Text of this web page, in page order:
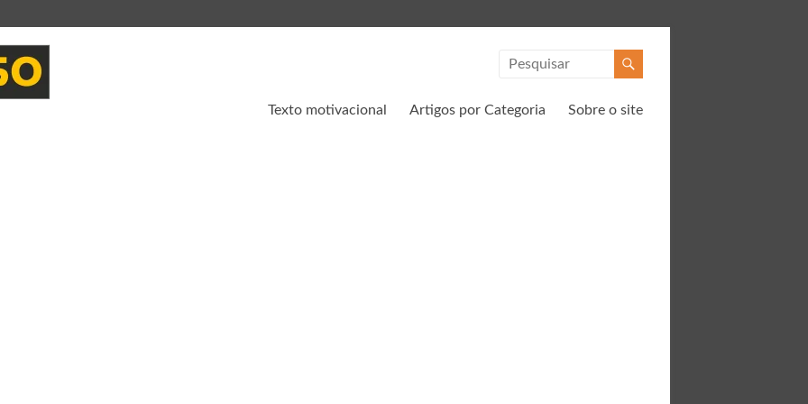
Texto motivacional Artigos por Categoria Sobre o site